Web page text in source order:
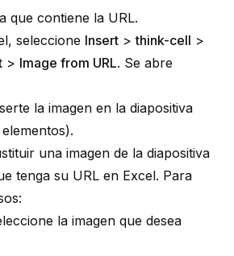
que contiene la URL.
seleccione Insert >think-cell >
> Image from URL. Se abre
la imagen en la diapositiva
).
una imagen de la diapositiva
tenga su URL en Excel. Para
la imagen que desea